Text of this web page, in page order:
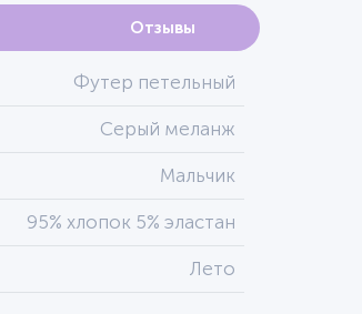
Отзывы
Футер петельный
Серый меланж
Мальчик
95% хлопок 5% эластан
Лето